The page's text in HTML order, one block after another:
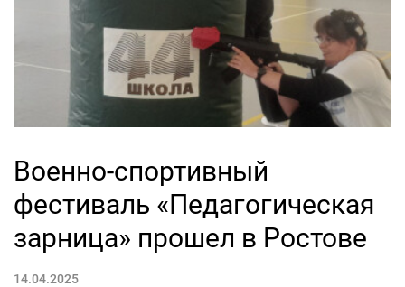
Военно-спортивный
фестиваль «Педагогическая
зарница» прошел в Ростове
14.04.2025